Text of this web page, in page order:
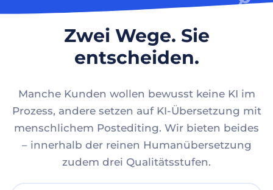
Zwei Wege. Sie
entscheiden.
Manche Kunden wollen bewusst keine KI im
Prozess, andere setzen auf KI-Übersetzung mit
menschlichem Postediting. Wir bieten beides
– innerhalb der reinen Humanübersetzung
zudem drei Qualitätsstufen.